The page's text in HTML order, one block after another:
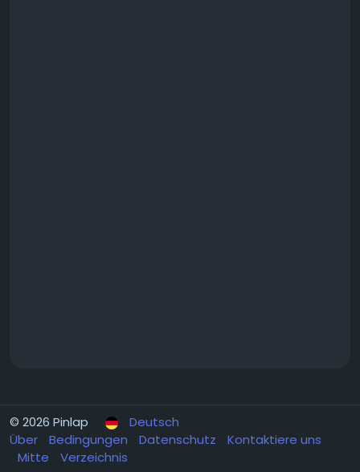
© 2026 Pinlap
Deutsch
Über
Bedingungen Datenschutz
Kontaktiere uns
Mitte
Verzeichnis